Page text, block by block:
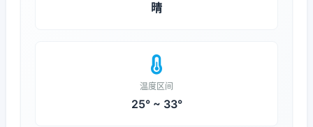
晴
温度区间
25° ~ 33°